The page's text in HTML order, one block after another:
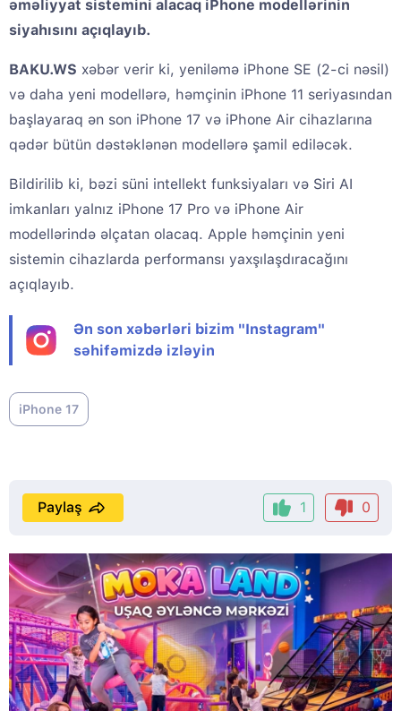
əməliyyat sistemini alacaq iPhone modellərinin
siyahısını açıqlayıb.
BAKU.WS xəbər verir ki, yeniləmə iPhone SE (2-ci nəsil)
və daha yeni modellərə, həmçinin iPhone 11 seriyasından
başlayaraq ən son iPhone 17 və iPhone Air cihazlarına
qədər bütün dəstəklənən modellərə şamil ediləcək.
Bildirilib ki, bəzi süni intellekt funksiyaları və Siri AI
imkanları yalnız iPhone 17 Pro və iPhone Air
modellərində əlçatan olacaq. Apple həmçinin yeni
sistemin cihazlarda performansı yaxşılaşdıracağını
açıqlayıb.
Ən son xəbərləri bizim "Instagram"
səhifəmizdə izləyin
iPhone 17
1 0
Paylaş